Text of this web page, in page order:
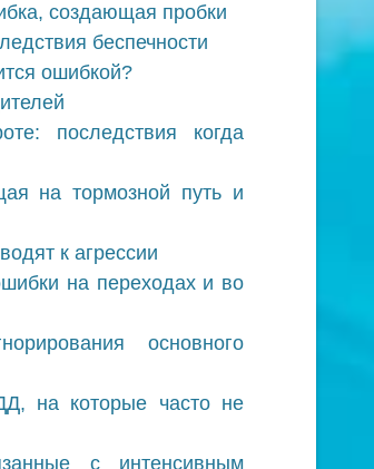
создающая пробки
беспечности
ошибкой?
последствия когда
на тормозной путь и
к агрессии
на переходах и во
основного
на которые часто не
с интенсивным